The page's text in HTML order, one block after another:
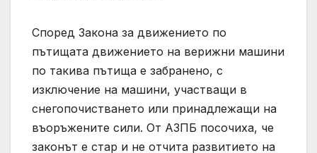
Според Закона за движението по
пътищата движението на верижни машини
по такива пътища е забранено, с
изключение на машини, участващи в
снегопочистването или принадлежащи на
въоръжените сили. От АЗПБ посочиха, че
законът е стар и не отчита развитието на